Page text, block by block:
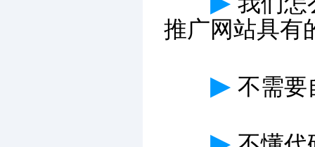
推广网站具有
▶ 不需要